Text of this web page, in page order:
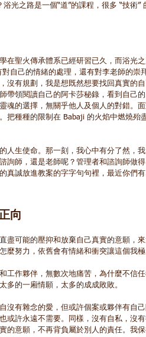
光之路是一個“道”的課程，很多 “技術”
在聖火傳承體系已經研習已久，而浴光
對自己的情緒的處理，還有對李老師的崇
沒有規劃，我是想既然想要找回真實的
帶領閱讀自己的阿卡莎秘錄，看到自己
魂的選擇，無關乎他人及個人的對錯。
把種種的限制在 Babaji 的火焰中燃燒殆
人生使命。那一刻，我心中有分了然，
詢師，還是老師呢？管理者和諮詢師做
真誠放進教案的字字句句裡，最近你們
向
盡可能的壓抑和放棄自己真實的意願，
麼努力，依舊會有情緒和衝突讓這個我
工作夥伴，無數次地痛苦，為什麼不信
多的一廂情願，太多的成成敗敗。
沒有雜念的愛，但或許個案或夥伴有自
或許永遠不需要。同樣，沒有自私，沒
的意願，不再背負屬於別人的責任。我